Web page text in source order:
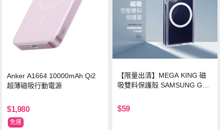
Anker A1664 10000mAh Qi2
超薄磁吸行動電源
$1,980
免運
【限量出清】MEGA KING 磁
吸雙料保護殼 SAMSUNG Gala
$59